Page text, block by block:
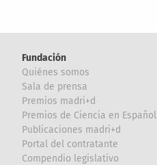
Fundación
Quiénes somos
Sala de prensa
Premios madri+d
Premios de Ciencia en Español
Publicaciones madri+d
Portal del contratante
Compendio legislativo